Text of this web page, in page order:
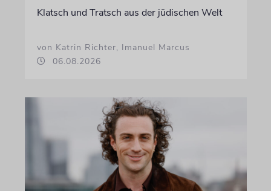
Klatsch und Tratsch aus der jüdischen Welt
von Katrin Richter, Imanuel Marcus
06.08.2026